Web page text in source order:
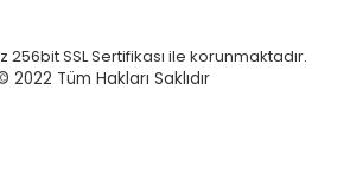
256bit SSL Sertifikası ile korunmaktadır.
2022 Tüm Hakları Saklıdır